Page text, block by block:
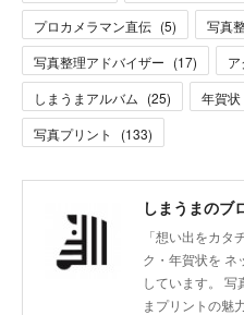
プロカメラマン直伝 (5) 写真
写真整理アドバイザー (17)
しまうまアルバム (25) 年賀状
写真プリント
(133)
しまうまのブ
「想い出をカタ
ク・年賀状を ネ
しています。 写
まプリントの魅